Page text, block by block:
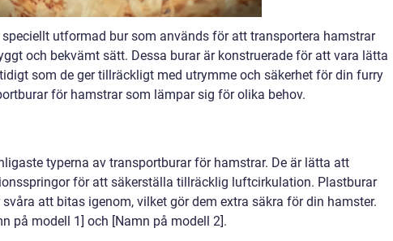
utformad bur som används för att transportera hamstrar
och bekvämt sätt. Dessa burar är konstruerade för att vara lätta
som de ger tillräckligt med utrymme och säkerhet för din furry
för hamstrar som lämpar sig för olika behov.
typerna av transportburar för hamstrar. De är lätta att
för att säkerställa tillräcklig luftcirkulation. Plastburar
att bitas igenom, vilket gör dem extra säkra för din hamster.
på modell 1] och [Namn på modell 2].